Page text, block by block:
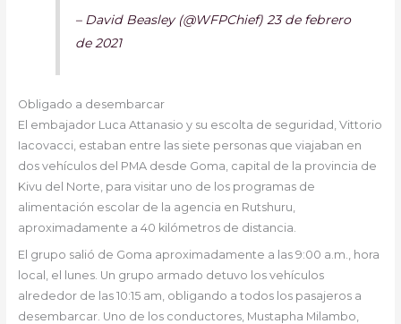
– David Beasley (@WFPChief) 23 de febrero
de 2021
Obligado a desembarcar
El embajador Luca Attanasio y su escolta de seguridad, Vittorio
Iacovacci, estaban entre las siete personas que viajaban en
dos vehículos del PMA desde Goma, capital de la provincia de
Kivu del Norte, para visitar uno de los programas de
alimentación escolar de la agencia en Rutshuru,
aproximadamente a 40 kilómetros de distancia.
El grupo salió de Goma aproximadamente a las 9:00 a.m., hora
local, el lunes. Un grupo armado detuvo los vehículos
alrededor de las 10:15 am, obligando a todos los pasajeros a
desembarcar. Uno de los conductores, Mustapha Milambo,